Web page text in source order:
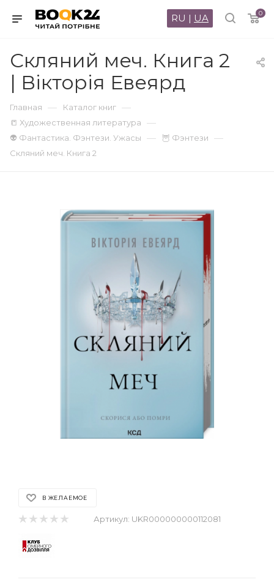
0
RU | UA
Скляний меч. Книга 2
| Вікторія Евеярд
Главная — Каталог книг —
📒 Художественная литература —
👽 Фантастика. Фэнтези. Ужасы — 🦉 Фэнтези —
Скляний меч. Книга 2
В ЖЕЛАЕМОЕ
Артикул: UKR000000000112081